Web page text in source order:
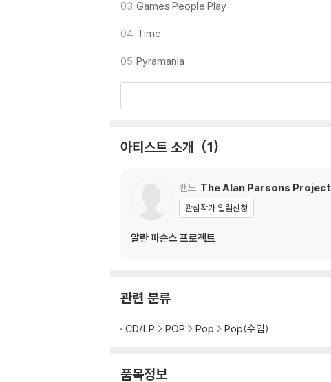
03 Games People Play
04 Time
05 Pyramania
아티스트 소개 1
밴드 The Alan Parsons Project
관심작가 알림신청
알란 파슨스 프로젝트
관련 분류
CD/LP POP Pop Pop(수입)
품목정보